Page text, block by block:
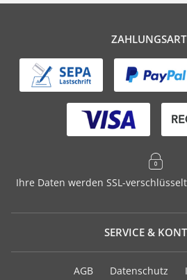
Ihre Daten werden SSL-
SERVICE &
Serviceportal
AGB Datenschutz